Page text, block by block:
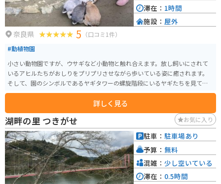
奈良県 5 （口コミ1件）
#動植物園
小さい動物園ですが、ウサギなど小動物と触れ合えます。放し飼いにされて
いるアヒルたちがおしりをプリプリさせながら歩いている姿に癒されます。
そして、園のシンボルであるヤギタワーの螺旋階段にいるヤギたちを見てい
ると外国に来たような気分になれます。
詳しく見る
滞在： 1時間
施設： 屋外
湖畔の里 つきがせ お気に入り
駐車： 駐車場あり
予算： 無料
混雑： 少し空いている
滞在： 0.5時間